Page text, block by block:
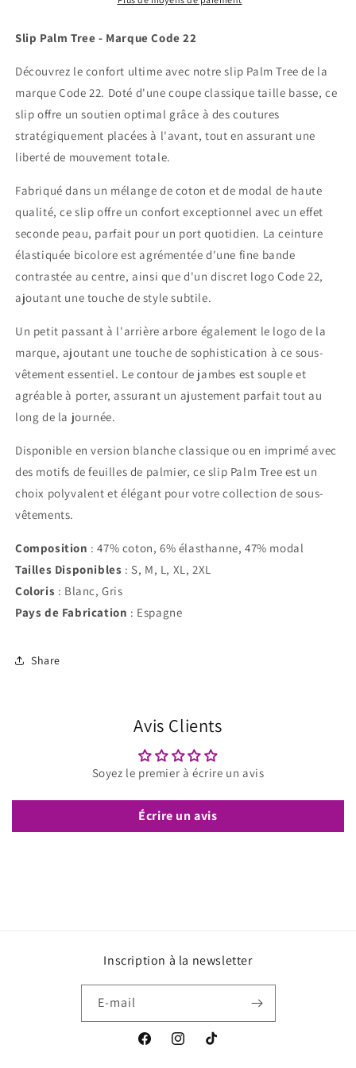
Slip Palm Tree - Marque Code 22
Découvrez le confort ultime avec notre slip Palm Tree de la
marque Code 22. Doté d'une coupe classique taille basse, ce
slip offre un soutien optimal grâce à des coutures
stratégiquement placées à l'avant, tout en assurant une
liberté de mouvement totale.
Fabriqué dans un mélange de coton et de modal de haute
qualité, ce slip offre un confort exceptionnel avec un effet
seconde peau, parfait pour un port quotidien. La ceinture
élastiquée bicolore est agrémentée d'une fine bande
contrastée au centre, ainsi que d'un discret logo Code 22,
ajoutant une touche de style subtile.
Un petit passant à l'arrière arbore également le logo de la
marque, ajoutant une touche de sophistication à ce sous-
vêtement essentiel. Le contour de jambes est souple et
agréable à porter, assurant un ajustement parfait tout au
long de la journée.
Disponible en version blanche classique ou en imprimé avec
des motifs de feuilles de palmier, ce slip Palm Tree est un
choix polyvalent et élégant pour votre collection de sous-
vêtements.
Composition : 47% coton, 6% élasthanne, 47% modal
Tailles Disponibles : S, M, L, XL, 2XL
Coloris : Blanc, Gris
Pays de Fabrication : Espagne
Share
Avis Clients
Soyez le premier à écrire un avis
Écrire un avis
Inscription à la newsletter
E-mail
FacebookInstagramTikTok